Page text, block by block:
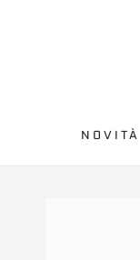
NOVITÀ